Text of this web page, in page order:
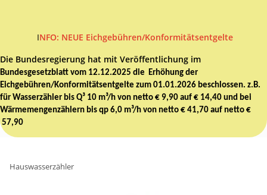
INFO: NEUE Eichgebühren/Konformitätsentgelte
Die Bundesregierung hat mit Veröffentlichung im
Bundesgesetzblatt vom 12.12.2025 die Erhöhung der
Eichgebühren/Konformitätsentgelte zum 01.01.2026 beschlossen. z.B.
für Wasserzähler bis Q³ 10 m³/h von netto € 9,90 auf € 14,40 und bei
Wärmemengenzählern bis qp 6,0 m³/h von netto € 41,70 auf netto €
57,90
Hauswasserzähler